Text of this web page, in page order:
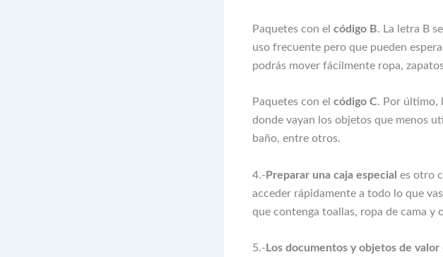
Paquetes con el código B. La letra B
uso frecuente pero que pueden
podrás mover fácilmente ropa,
Paquetes con el código C. Por último,
donde vayan los objetos que menos
baño, entre otros.
4.- Preparar una caja especial es otro
acceder rápidamente a todo lo que
que contenga toallas, ropa de cama y
5.- Los documentos y objetos de valor